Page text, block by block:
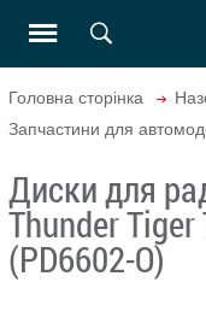
Головна сторінка
Запчастини для
Диски для
Thunder
(PD6602-O)